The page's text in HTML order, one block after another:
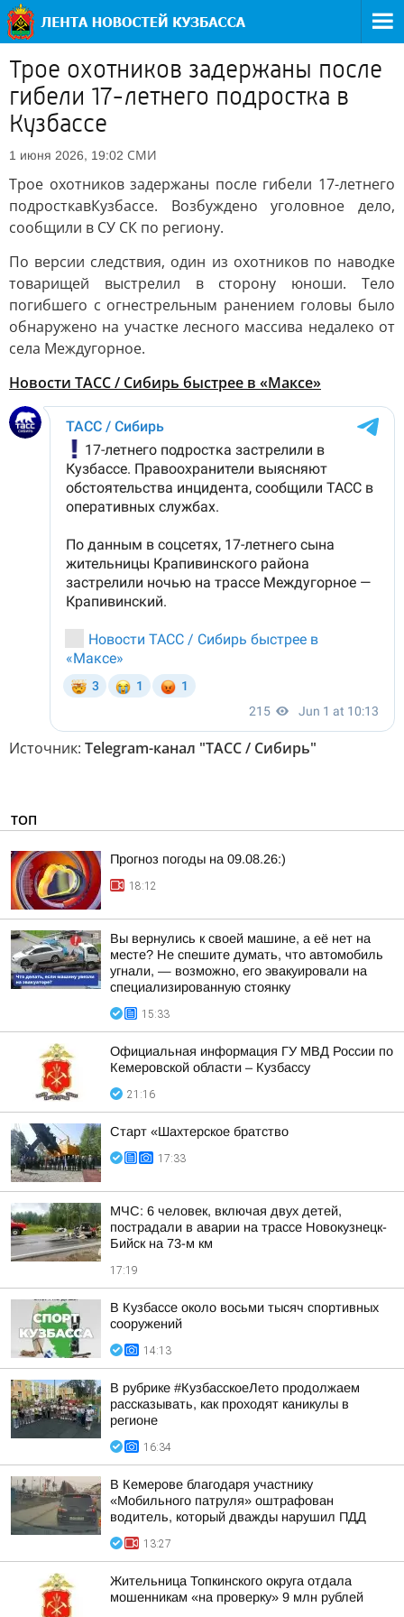
Трое охотников задержаны после
гибели 17-летнего подростка в
Кузбассе
1 июня 2026, 19:02 СМИ
Трое охотников задержаны после гибели 17-летнего
подросткавКузбассе. Возбуждено уголовное дело,
сообщили в СУ СК по региону.
По версии следствия, один из охотников по наводке
товарищей выстрелил в сторону юноши. Тело
погибшего с огнестрельным ранением головы было
обнаружено на участке лесного массива недалеко от
села Междугорное.
Новости ТАСС / Сибирь быстрее в «Mаксе»
Источник: Telegram-канал "ТАСС / Сибирь"
ТОП
Прогноз погоды на 09.08.26:)
18:12
Вы вернулись к своей машине, а её нет на
месте? Не спешите думать, что автомобиль
угнали, — возможно, его эвакуировали на
специализированную стоянку
15:33
Официальная информация ГУ МВД России по
Кемеровской области – Кузбассу
21:16
Старт «Шахтерское братство
17:33
МЧС: 6 человек, включая двух детей,
пострадали в аварии на трассе Новокузнецк-
Бийск на 73-м км
17:19
В Кузбассе около восьми тысяч спортивных
сооружений
14:13
В рубрике #КузбасскоеЛето продолжаем
рассказывать, как проходят каникулы в
регионе
16:34
В Кемерове благодаря участнику
«Мобильного патруля» оштрафован
водитель, который дважды нарушил ПДД
13:27
Жительница Топкинского округа отдала
мошенникам «на проверку» 9 млн рублей